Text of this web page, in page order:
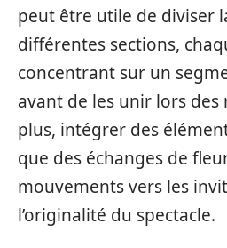
peut être utile de diviser
différentes sections,
concentrant sur un
avant de les unir lors des
plus, intégrer des
que des échanges de
mouvements vers les
l’originalité du spectacle.